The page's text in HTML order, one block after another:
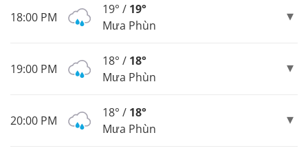
18:00 PM
19° / 19°
Mưa Phùn
19:00 PM
18° / 18°
Mưa Phùn
20:00 PM
18° / 18°
Mưa Phùn